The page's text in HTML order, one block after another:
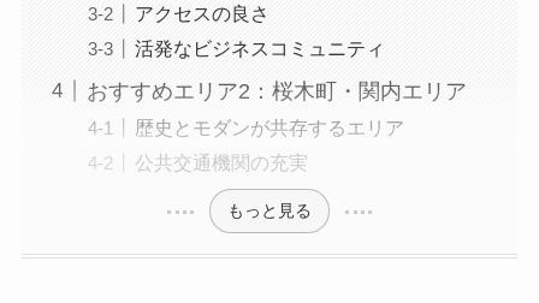
アクセスの良さ
活発なビジネスコミュニティ
おすすめエリア2：桜木町・関内エリア
歴史とモダンが共存するエリア
公共交通機関の充実
もっと見る